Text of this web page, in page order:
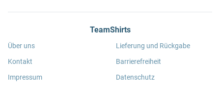
TeamShirts
Über uns
Kontakt
Impressum
Lieferung und Rückgabe
Barrierefreiheit
Datenschutz